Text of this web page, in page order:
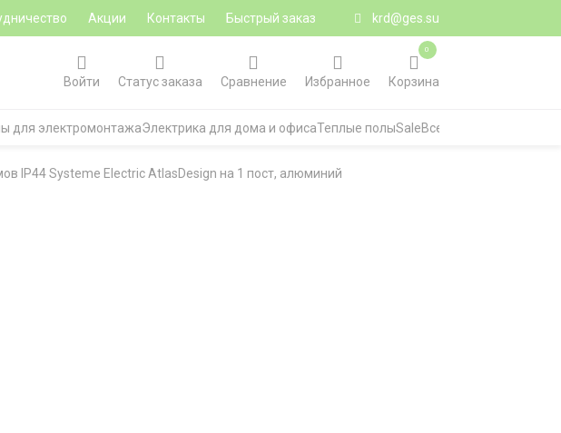
Акции Контакты Быстрый заказ krd@ges.su
Войти
Статус заказа Сравнение Избранное Корзина
0
для электромонтажаЭлектрика для дома и офисаТеплые полыSaleВсе категории
IP44 Systeme Electric AtlasDesign на 1 пост, алюминий